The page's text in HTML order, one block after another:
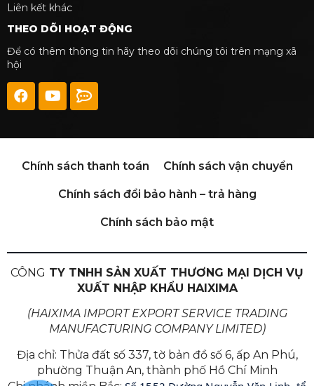
Liên kết khác
THEO DÕI HOẠT ĐỘNG
Để có thêm thông tin hãy theo dõi chúng tôi trên mạng xã
hội
Chính sách thanh toán Chính sách vận chuyển
Chính sách đổi bảo hành – trả hàng
Chính sách bảo mật
CÔNG TY TNHH SẢN XUẤT THƯƠNG MẠI DỊCH VỤ
XUẤT NHẬP KHẨU HAIXIMA
(HAIXIMA IMPORT EXPORT SERVICE TRADING
MANUFACTURING COMPANY LIMITED)
Địa chỉ: Thửa đất số 337, tờ bản đồ số 6, ấp An Phú,
phường Thuận An, thành phố Hồ Chí Minh